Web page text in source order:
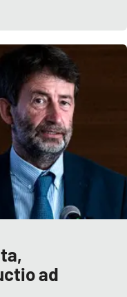
ad